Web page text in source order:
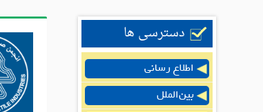
دسترسی ها
اطلاع رسانی
بین‌الملل